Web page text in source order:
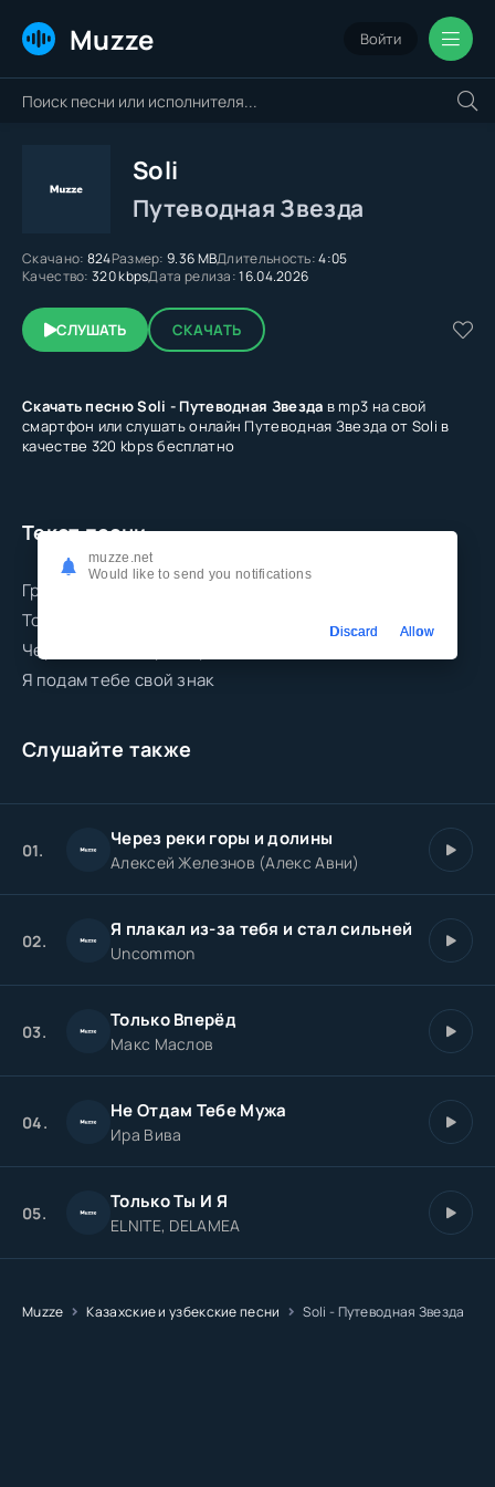
Muzze Войти
Soli
Путеводная Звезда
Скачано: 824Размер: 9.36 MBДлительность:4:05
Качество: 320 kbpsДата релиза:16.04.2026
СЛУШАТЬ СКАЧАТЬ
Скачать песню Soli - Путеводная Звезда в mp3 на свой
смартфон или слушать онлайн Путеводная Звезда от Soli в
качестве 320 kbps бесплатно
Текст песни
Гром гремит над головой
Только встретиться с тобой
Через холод, через мрак
Я подам тебе свой знак
Слушайте также
01. Через реки горы и долины
Алексей Железнов (Алекс Авни)
02. Я плакал из-за тебя и стал сильней
Uncommon
03. Только Вперёд
Макс Маслов
04. Не Отдам Тебе Мужа
Ира Вива
05. Только Ты И Я
ELNITE, DELAMEA
Muzze Казахские и узбекские песни Soli - Путеводная Звезда
muzze.net
Would like to send you notifications
Discard Allow